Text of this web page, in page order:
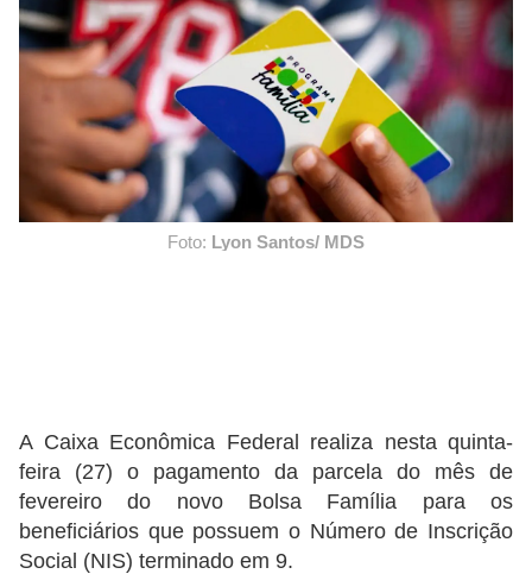
Foto: Lyon Santos/ MDS
A Caixa Econômica Federal realiza nesta quinta-
feira (27) o pagamento da parcela do mês de
fevereiro do novo Bolsa Família para os
beneficiários que possuem o Número de Inscrição
Social (NIS) terminado em 9.